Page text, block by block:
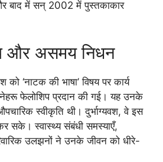
बाद में सन् 2002 में पुस्तकाकार
और असमय निधन
‘नाटक की भाषा’ विषय पर कार्य
फेलोशिप प्रदान की गई। यह उनके
स्वीकृति थी। दुर्भाग्यवश, वे इस
सके। स्वास्थ्य संबंधी समस्याएँ,
उलझनों ने उनके जीवन को धीरे-